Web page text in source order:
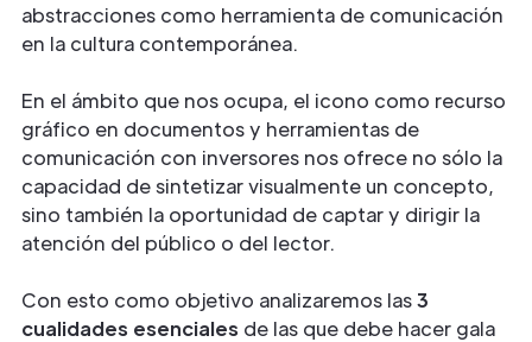
abstracciones como herramienta de comunicación
en la cultura contemporánea.
En el ámbito que nos ocupa, el icono como recurso
gráfico en documentos y herramientas de
comunicación con inversores nos ofrece no sólo la
capacidad de sintetizar visualmente un concepto,
sino también la oportunidad de captar y dirigir la
atención del público o del lector.
Con esto como objetivo analizaremos las3
cualidades esenciales de las que debe hacer gala